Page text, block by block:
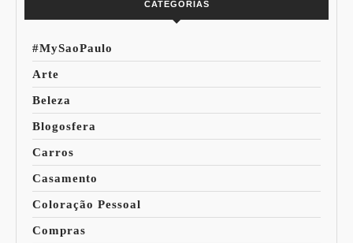
CATEGORIAS
#MySaoPaulo
Arte
Beleza
Blogosfera
Carros
Casamento
Coloração Pessoal
Compras